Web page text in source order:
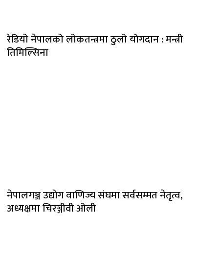
रेडियो नेपालको लोकतन्त्रमा ठुलो योगदान : मन्त्री
तिमिल्सिना
नेपालगञ्ज उद्योग वाणिज्य संघमा सर्वसम्मत नेतृत्व,
अध्यक्षमा चिरञ्जीवी ओली